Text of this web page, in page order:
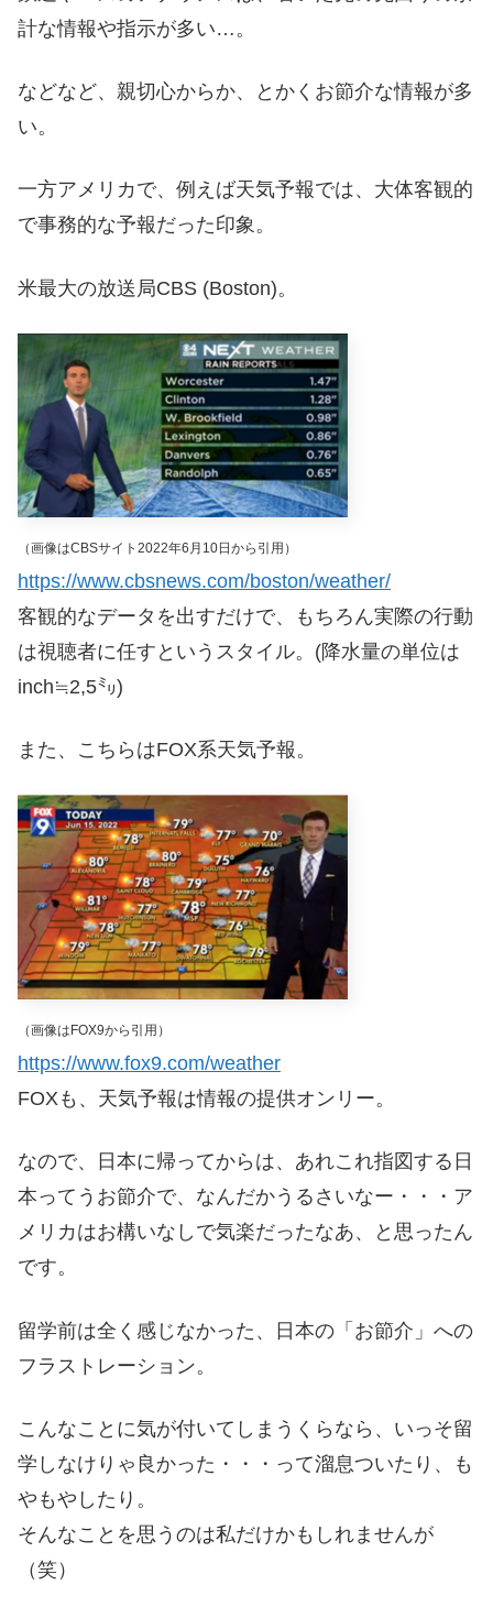
計な情報や指示が多い…。
などなど、親切心からか、とかくお節介な情報が多
い。
一方アメリカで、例えば天気予報では、大体客観的
で事務的な予報だった印象。
米最大の放送局CBS (Boston)。
（画像はCBSサイト2022年6月10日から引用）
https://www.cbsnews.com/boston/weather/
客観的なデータを出すだけで、もちろん実際の行動
は視聴者に任すというスタイル。(降水量の単位は
inch≒2,5㍉)
また、こちらはFOX系天気予報。
（画像はFOX9から引用）
https://www.fox9.com/weather
FOXも、天気予報は情報の提供オンリー。
なので、日本に帰ってからは、あれこれ指図する日
本ってうお節介で、なんだかうるさいなー・・・ア
メリカはお構いなしで気楽だったなあ、と思ったん
です。
留学前は全く感じなかった、日本の「お節介」への
フラストレーション。
こんなことに気が付いてしまうくらなら、いっそ留
学しなけりゃ良かった・・・って溜息ついたり、も
やもやしたり。
そんなことを思うのは私だけかもしれませんが
（笑）